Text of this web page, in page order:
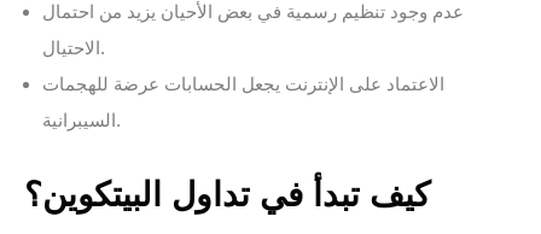
عدم وجود تنظيم رسمية في بعض الأحيان يزيد من احتمال
الاحتيال.
الاعتماد على الإنترنت يجعل الحسابات عرضة للهجمات
السيبرانية.
كيف تبدأ في تداول البيتكوين؟